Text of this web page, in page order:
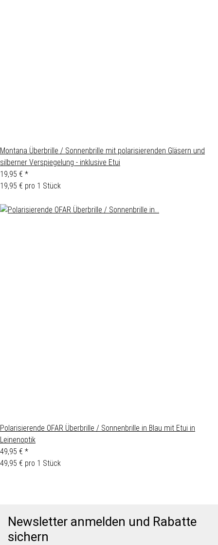
Montana Überbrille / Sonnenbrille mit polarisierenden Gläsern und
silberner Verspiegelung - inklusive Etui
19,95 € *
19,95 € pro 1 Stück
Polarisierende OFAR Überbrille / Sonnenbrille in Blau mit Etui in
Leinenoptik
49,95 € *
49,95 € pro 1 Stück
Newsletter anmelden und Rabatte
sichern